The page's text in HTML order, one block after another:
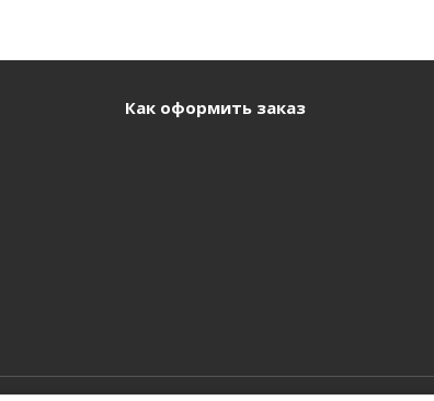
Как оформить заказ